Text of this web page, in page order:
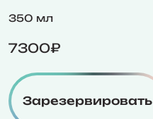
350 мл
7300₽
Зарезервировать